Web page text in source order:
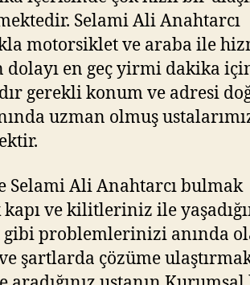
Selami Ali Anahtarcı
motorsiklet ve araba ile
en geç yirmi dakika
gerekli konum ve adresi
uzman olmuş
Selami Ali Anahtarcı bulmak
ve kilitleriniz ile
gibi problemlerinizi anında
şartlarda çözüme